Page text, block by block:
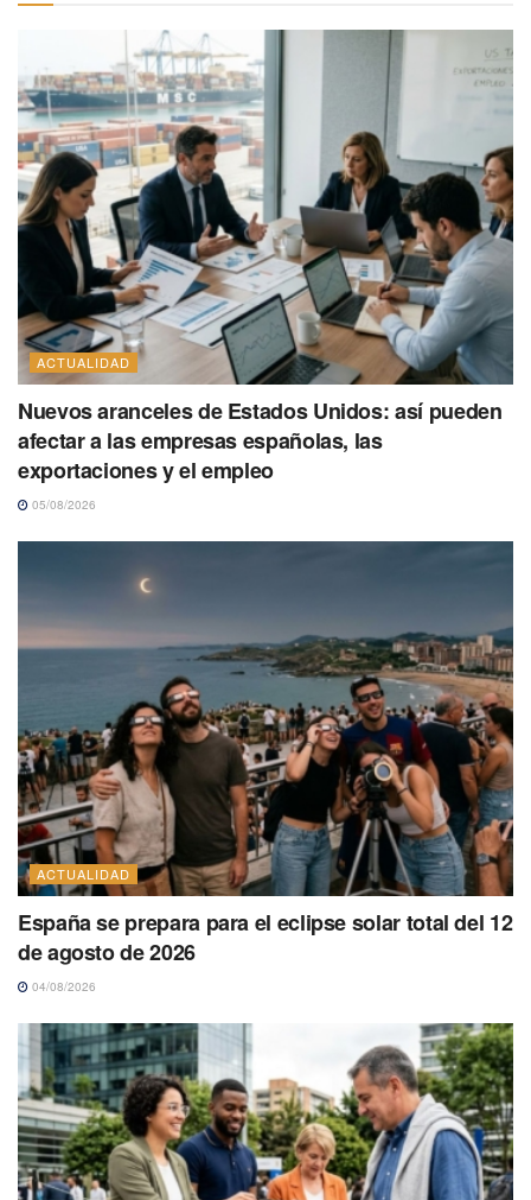
ACTUALIDAD
Nuevos aranceles de Estados Unidos: así pueden
afectar a las empresas españolas, las
exportaciones y el empleo
05/08/2026
ACTUALIDAD
España se prepara para el eclipse solar total del 12
de agosto de 2026
04/08/2026